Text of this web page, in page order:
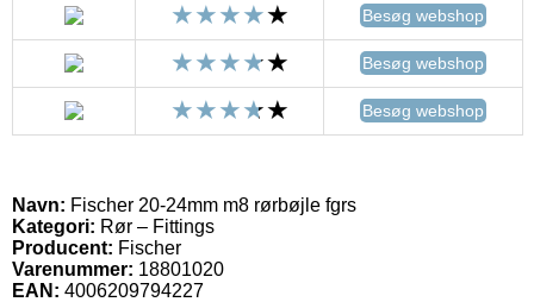
Besøg webshop
Besøg webshop
Besøg webshop
Navn: Fischer 20-24mm m8 rørbøjle fgrs
Kategori: Rør – Fittings
Producent: Fischer
Varenummer: 18801020
EAN: 4006209794227